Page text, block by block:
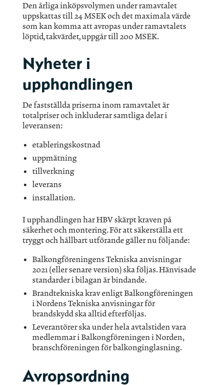
Den årliga inköpsvolymen under ramavtalet
uppskattas till 24 MSEK och det maximala värde
som kan komma att avropas under ramavtalets
löptid, takvärdet, uppgår till 200 MSEK.
Nyheter i
upphandlingen
De fastställda priserna inom ramavtalet är
totalpriser och inkluderar samtliga delar i
leveransen:
etableringskostnad
uppmätning
tillverkning
leverans
installation.
I upphandlingen har HBV skärpt kraven på
säkerhet och montering. För att säkerställa ett
tryggt och hållbart utförande gäller nu följande:
Balkongföreningens Tekniska anvisningar
2021 (eller senare version) ska följas. Hänvisade
standarder i bilagan är bindande.
Brandtekniska krav enligt Balkongföreningen
i Nordens Tekniska anvisningar för
brandskydd ska alltid efterföljas.
Leverantörer ska under hela avtalstiden vara
medlemmar i Balkongföreningen i Norden,
branschföreningen för balkonginglasning.
Avropsordning